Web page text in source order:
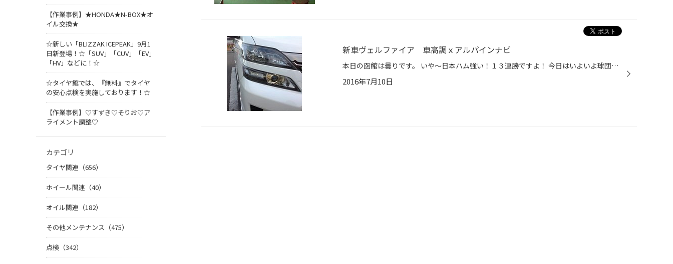
新車ヴェルファイア 車高調ｘアルパインナビ
本日の函館は曇りです。 いや～日本ハム強い！１３連勝ですよ！ 今日はいよいよ球団タイ記録をかけて大谷投手が先発ですね～ 絶対勝ってくれるでしょ！！！ 中田選手もそろそろ爆発してくれるんじゃないかと予感しているきむらです（＾＾） 本日は新車のアルファードを製作中～♪ 完成をお楽しみに！...
2016年7月10日
【作業事例】★HONDA★N-BOX★オ
イル交換★
☆新しい「BLIZZAK ICEPEAK」9月1
日新登場！☆「SUV」「CUV」「EV」
「HV」などに！☆
☆タイヤ館では、『無料』でタイヤ
の安心点検を実施しております！☆
【作業事例】♡すずき♡そりお♡ア
ライメント調整♡
カテゴリ
タイヤ関連（656）
ホイール関連（40）
オイル関連（182）
その他メンテナンス（475）
点検（342）